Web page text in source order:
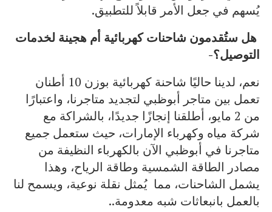
يُسهم في جعل الأمر قابلاً للتطبيق.
هل ستُقدمون شاحنات كهربائية أم هجينة لخدمات
التوصيل؟-
نعم، لدينا حاليًا شاحنة كهربائية بوزن 10 أطنان
تعمل بين متاجر أبوظبي لتجديد متاجرنا، واعتبارًا
من 2 مايو، أطلقنا إنجازًا جديدًا، بالشراكة مع
شركة مياه وكهرباء الإمارات، حيث ستعمل جميع
متاجرنا في أبوظبي الآن بالكهرباء النظيفة من
مصادر الطاقة الشمسية وطاقة الرياح، وهذا
يشمل الشاحنات، مما يُمثل نقلة نوعية، ويسمح لنا
بالعمل بانبعاثات شبه معدومة..